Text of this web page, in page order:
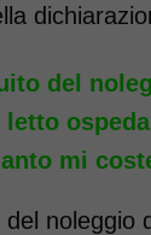
del
mi
noleggio